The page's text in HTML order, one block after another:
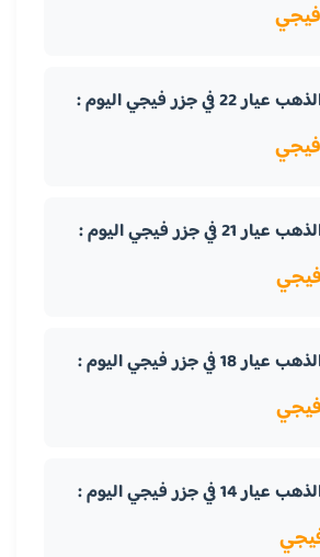
في جزر فيجي اليوم :
في جزر فيجي اليوم :
في جزر فيجي اليوم :
في جزر فيجي اليوم :